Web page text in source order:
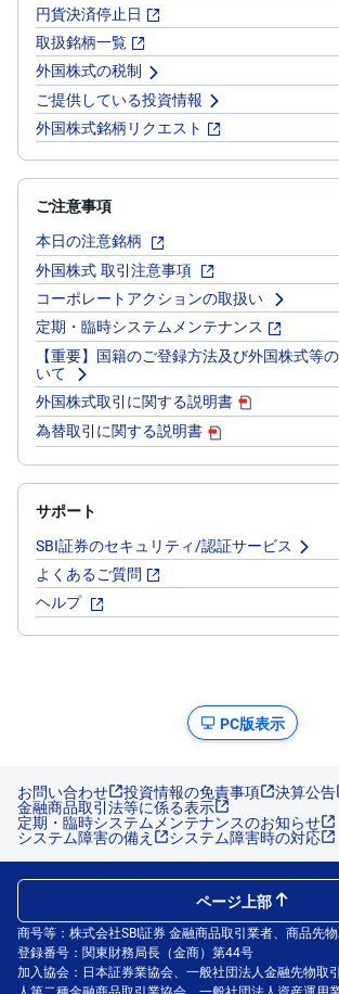
円貨決済停止日
取扱銘柄一覧
外国株式の税制
ご提供している投資情報
外国株式銘柄リクエスト
ご注意事項
本日の注意銘柄
外国株式 取引注意事項
コーポレートアクションの取扱い
定期・臨時システムメンテナンス
【重要】国籍のご登録方法及び外国株式等
いて
外国株式取引に関する説明書
為替取引に関する説明書
サポート
SBI証券のセキュリティ/認証サービス
よくあるご質問
ヘルプ
PC版表示
お問い合わせ 投資情報の免責事項 決算公告
金融商品取引法等に係る表示
定期・臨時システムメンテナンスのお知らせ
システム障害の備え システム障害時の対応
商号等：株式会社SBI証券 金融商品取引業者、商品先
登録番号：関東財務局長（金商）第44号
加入協会：日本証券業協会、一般社団法人金融先物取
人第二種金融商品取引業協会、一般社団法人資産運用
ページ上部